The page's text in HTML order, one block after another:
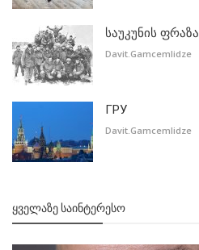
საუკუნის ფრაზა
Davit.Gamcemlidze
ГРУ
Davit.Gamcemlidze
ᲧᲕᲔᲚᲐᲖᲔ ᲡᲐᲘᲜᲢᲔᲠᲔᲡᲝ